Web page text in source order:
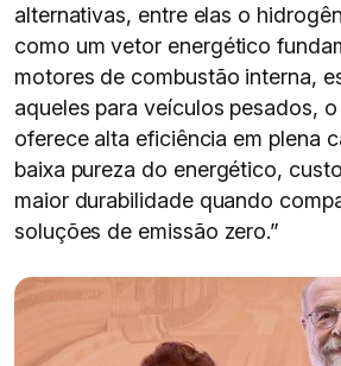
alternativas, entre elas o
como um vetor energético
motores de combustão interna,
aqueles para veículos pesados,
oferece alta eficiência em plena
baixa pureza do energético,
maior durabilidade quando
soluções de emissão zero.”